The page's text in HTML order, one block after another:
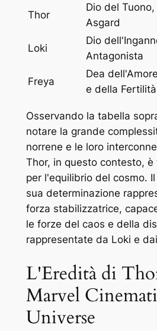
Thor
Dio del
Asgard
Loki
Dio
Antagonista
Freya
Dea
e della Fertilità
Osservando la tabella
notare la grande
norrene e le loro
Thor, in questo contesto,
per l'equilibrio del cosmo.
sua determinazione
forza stabilizzatrice,
le forze del caos e della
rappresentate da Loki e
L'Eredità di
Marvel
Universe